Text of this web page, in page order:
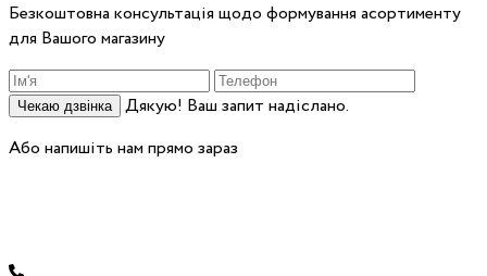
Безкоштовна консультація щодо формування асортименту
для Вашого магазину
Чекаю дзвінка
Дякую! Ваш запит надіслано.
Або напишіть нам прямо зараз